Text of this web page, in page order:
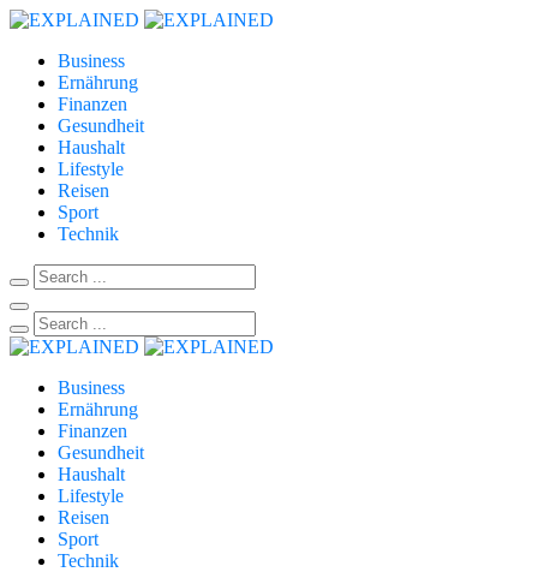
Business
Ernährung
Finanzen
Gesundheit
Haushalt
Lifestyle
Reisen
Sport
Technik
Business
Ernährung
Finanzen
Gesundheit
Haushalt
Lifestyle
Reisen
Sport
Technik